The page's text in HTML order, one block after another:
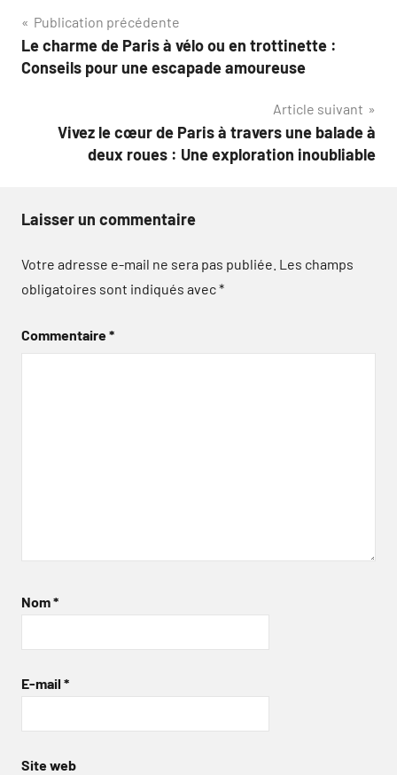
Navigation
de
Publication précédente
Le charme de Paris à vélo ou en trottinette :
Conseils pour une escapade amoureuse
Article suivant
Vivez le cœur de Paris à travers une balade à
deux roues : Une exploration inoubliable
Laisser un commentaire
Votre adresse e-mail ne sera pas publiée. Les champs
obligatoires sont indiqués avec*
Commentaire*
Nom*
E-mail *
Site web